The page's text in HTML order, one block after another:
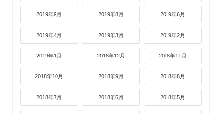
2019年9月 2019年8月 2019年6月
2019年4月 2019年3月 2019年2月
2019年1月 2018年12月 2018年11月
2018年10月 2018年9月 2018年8月
2018年7月 2018年6月 2018年5月